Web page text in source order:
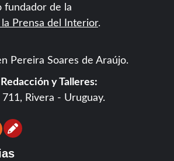
fundador de la
Prensa del Interior.
Pereira Soares de Araújo.
y Talleres:
Rivera - Uruguay.
Contáctanos